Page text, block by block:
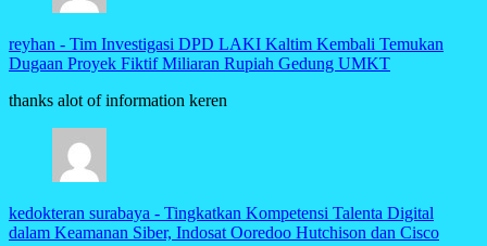
reyhan - Tim Investigasi DPD LAKI Kaltim Kembali Temukan
Dugaan Proyek Fiktif Miliaran Rupiah Gedung UMKT
thanks alot of information keren
kedokteran surabaya - Tingkatkan Kompetensi Talenta Digital
dalam Keamanan Siber, Indosat Ooredoo Hutchison dan Cisco